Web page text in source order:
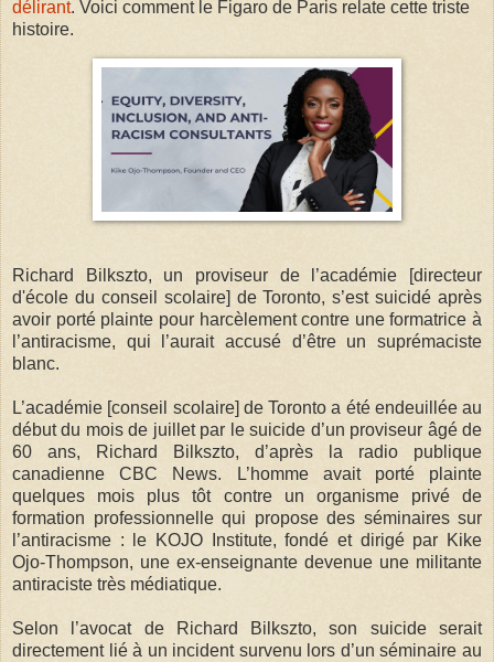
délirant. Voici comment le Figaro de Paris relate cette triste
histoire.
Richard Bilkszto, un proviseur de l’académie [directeur
d'école du conseil scolaire] de Toronto, s’est suicidé après
avoir porté plainte pour harcèlement contre une formatrice à
l’antiracisme, qui l’aurait accusé d’être un suprémaciste
blanc.
L’académie [conseil scolaire] de Toronto a été endeuillée au
début du mois de juillet par le suicide d’un proviseur âgé de
60 ans, Richard Bilkszto, d’après la radio publique
canadienne CBC News. L’homme avait porté plainte
quelques mois plus tôt contre un organisme privé de
formation professionnelle qui propose des séminaires sur
l’antiracisme : le KOJO Institute, fondé et dirigé par Kike
Ojo-Thompson, une ex-enseignante devenue une militante
antiraciste très médiatique.
Selon l’avocat de Richard Bilkszto, son suicide serait
directement lié à un incident survenu lors d’un séminaire au